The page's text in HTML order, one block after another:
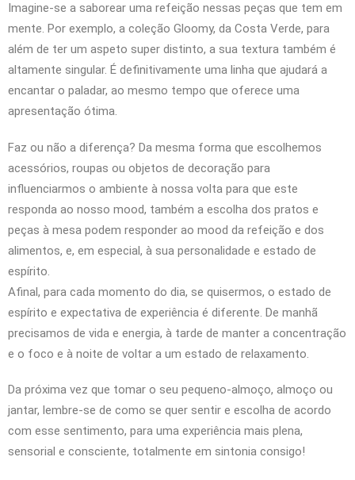
Imagine-se a saborear uma refeição nessas peças que tem em
mente. Por exemplo, a coleção Gloomy, da Costa Verde, para
além de ter um aspeto super distinto, a sua textura também é
altamente singular. É definitivamente uma linha que ajudará a
encantar o paladar, ao mesmo tempo que oferece uma
apresentação ótima.
Faz ou não a diferença? Da mesma forma que escolhemos
acessórios, roupas ou objetos de decoração para
influenciarmos o ambiente à nossa volta para que este
responda ao nosso mood, também a escolha dos pratos e
peças à mesa podem responder ao mood da refeição e dos
alimentos, e, em especial, à sua personalidade e estado de
espírito.
Afinal, para cada momento do dia, se quisermos, o estado de
espírito e expectativa de experiência é diferente. De manhã
precisamos de vida e energia, à tarde de manter a concentração
e o foco e à noite de voltar a um estado de relaxamento.
Da próxima vez que tomar o seu pequeno-almoço, almoço ou
jantar, lembre-se de como se quer sentir e escolha de acordo
com esse sentimento, para uma experiência mais plena,
sensorial e consciente, totalmente em sintonia consigo!